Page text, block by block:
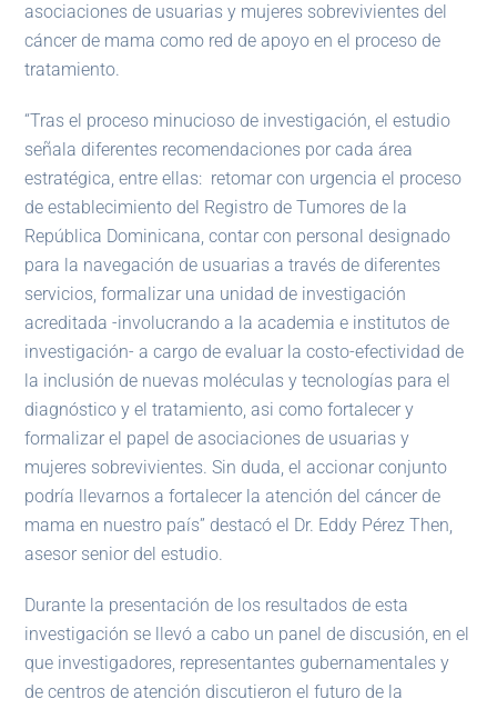
asociaciones de usuarias y mujeres sobrevivientes del
cáncer de mama como red de apoyo en el proceso de
tratamiento.
“Tras el proceso minucioso de investigación, el estudio
señala diferentes recomendaciones por cada área
estratégica, entre ellas: retomar con urgencia el proceso
de establecimiento del Registro de Tumores de la
República Dominicana, contar con personal designado
para la navegación de usuarias a través de diferentes
servicios, formalizar una unidad de investigación
acreditada -involucrando a la academia e institutos de
investigación- a cargo de evaluar la costo-efectividad de
la inclusión de nuevas moléculas y tecnologías para el
diagnóstico y el tratamiento, asi como fortalecer y
formalizar el papel de asociaciones de usuarias y
mujeres sobrevivientes. Sin duda, el accionar conjunto
podría llevarnos a fortalecer la atención del cáncer de
mama en nuestro país” destacó el Dr. Eddy Pérez Then,
asesor senior del estudio.
Durante la presentación de los resultados de esta
investigación se llevó a cabo un panel de discusión, en el
que investigadores, representantes gubernamentales y
de centros de atención discutieron el futuro de la